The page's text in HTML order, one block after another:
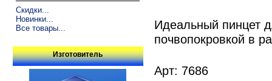
Скидки...
Новинки...
Все товары...
Изготовитель
Идеальный пинцет
почвопокровкой в
Арт: 7686